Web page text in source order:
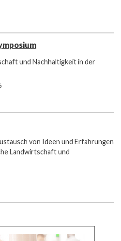
und Nachhaltigkeit in der
von Ideen und Erfahrungen
Landwirtschaft und